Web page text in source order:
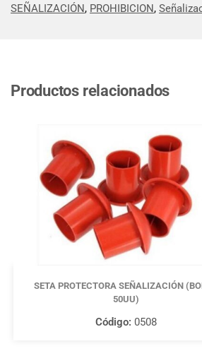
SEÑALIZACIÓN, PROHIBICION,
Productos relacionados
SETA PROTECTORA SEÑALIZACIÓN
50UU)
Código: 0508